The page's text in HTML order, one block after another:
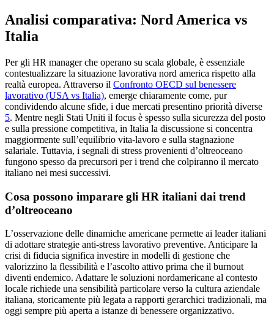
Analisi comparativa: Nord America vs
Italia
Per gli HR manager che operano su scala globale, è essenziale
contestualizzare la situazione lavorativa nord america rispetto alla
realtà europea. Attraverso il Confronto OECD sul benessere
lavorativo (USA vs Italia), emerge chiaramente come, pur
condividendo alcune sfide, i due mercati presentino priorità diverse
5. Mentre negli Stati Uniti il focus è spesso sulla sicurezza del posto
e sulla pressione competitiva, in Italia la discussione si concentra
maggiormente sull’equilibrio vita-lavoro e sulla stagnazione
salariale. Tuttavia, i segnali di stress provenienti d’oltreoceano
fungono spesso da precursori per i trend che colpiranno il mercato
italiano nei mesi successivi.
Cosa possono imparare gli HR italiani dai trend
d’oltreoceano
L’osservazione delle dinamiche americane permette ai leader italiani
di adottare strategie anti-stress lavorativo preventive. Anticipare la
crisi di fiducia significa investire in modelli di gestione che
valorizzino la flessibilità e l’ascolto attivo prima che il burnout
diventi endemico. Adattare le soluzioni nordamericane al contesto
locale richiede una sensibilità particolare verso la cultura aziendale
italiana, storicamente più legata a rapporti gerarchici tradizionali, ma
oggi sempre più aperta a istanze di benessere organizzativo.